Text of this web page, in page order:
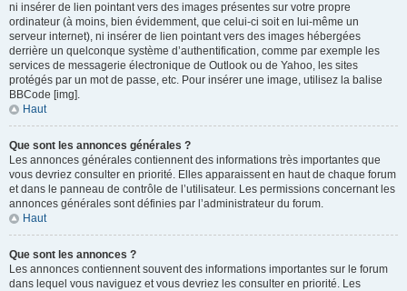
ni insérer de lien pointant vers des images présentes sur votre propre
ordinateur (à moins, bien évidemment, que celui-ci soit en lui-même un
serveur internet), ni insérer de lien pointant vers des images hébergées
derrière un quelconque système d’authentification, comme par exemple les
services de messagerie électronique de Outlook ou de Yahoo, les sites
protégés par un mot de passe, etc. Pour insérer une image, utilisez la balise
BBCode [img].
Haut
Que sont les annonces générales ?
Les annonces générales contiennent des informations très importantes que
vous devriez consulter en priorité. Elles apparaissent en haut de chaque forum
et dans le panneau de contrôle de l’utilisateur. Les permissions concernant les
annonces générales sont définies par l’administrateur du forum.
Haut
Que sont les annonces ?
Les annonces contiennent souvent des informations importantes sur le forum
dans lequel vous naviguez et vous devriez les consulter en priorité. Les